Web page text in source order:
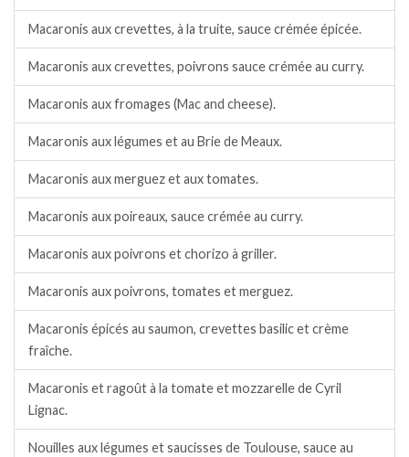
Macaronis aux crevettes, à la truite, sauce crémée épicée.
Macaronis aux crevettes, poivrons sauce crémée au curry.
Macaronis aux fromages (Mac and cheese).
Macaronis aux légumes et au Brie de Meaux.
Macaronis aux merguez et aux tomates.
Macaronis aux poireaux, sauce crémée au curry.
Macaronis aux poivrons et chorizo à griller.
Macaronis aux poivrons, tomates et merguez.
Macaronis épicés au saumon, crevettes basilic et crème
fraîche.
Macaronis et ragoût à la tomate et mozzarelle de Cyril
Lignac.
Nouilles aux légumes et saucisses de Toulouse, sauce au